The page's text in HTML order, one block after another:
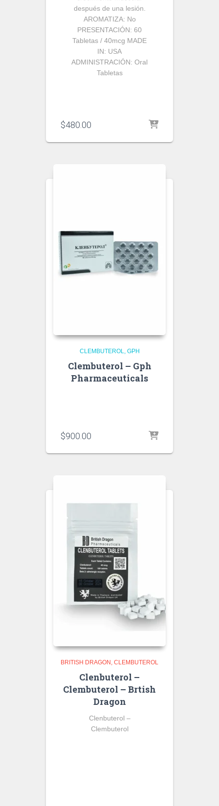
después de una lesión.
AROMATIZA: No
PRESENTACIÓN: 60
Tabletas / 40mcg MADE
IN: USA
ADMINISTRACIÓN: Oral
Tabletas
$480.00
CLEMBUTEROL GPH
Clembuterol – Gph
Pharmaceuticals
$900.00
BRITISH DRAGON CLEMBUTEROL
Clenbuterol –
Clembuterol – Brtish
Dragon
Clenbuterol –
Clembuterol